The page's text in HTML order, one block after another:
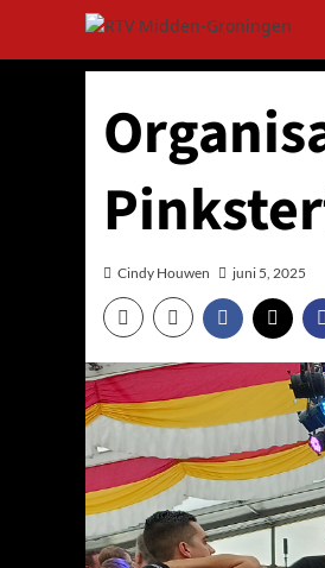
de
Cindy Houwen juni 5, 2025